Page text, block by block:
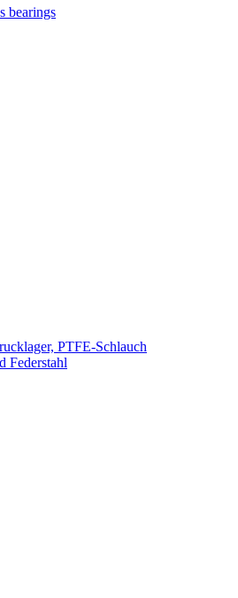
bearings
PTFE-Schlauch
Federstahl